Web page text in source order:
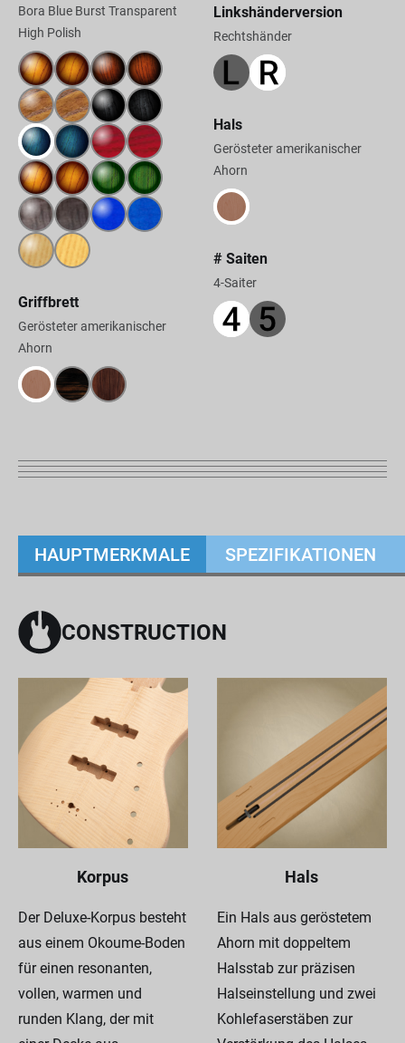
Bora Blue Burst Transparent
High Polish
Griffbrett
Gerösteter amerikanischer
Ahorn
Linkshänderversion
Rechtshänder
Hals
Gerösteter amerikanischer
Ahorn
# Saiten
4-Saiter
HAUPTMERKMALE SPEZIFIKATIONEN
CONSTRUCTION
Korpus
Der Deluxe-Korpus besteht
aus einem Okoume-Boden
für einen resonanten,
vollen, warmen und
runden Klang, der mit
Hals
Ein Hals aus geröstetem
Ahorn mit doppeltem
Halsstab zur präzisen
Halseinstellung und zwei
Kohlefaserstäben zur